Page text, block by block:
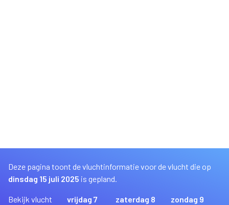
Deze pagina toont de vluchtinformatie voor de vlucht die op
dinsdag 15 juli 2025 is gepland.
Bekijk vlucht
vrijdag 7
zaterdag 8
zondag 9